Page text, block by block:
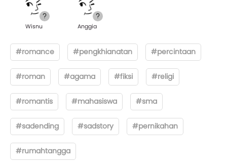
Wisnu Anggia
#romance #pengkhianatan #percintaan
#roman #agama #fiksi #religi
#romantis #mahasiswa #sma
#sadending #sadstory #pernikahan
#rumahtangga